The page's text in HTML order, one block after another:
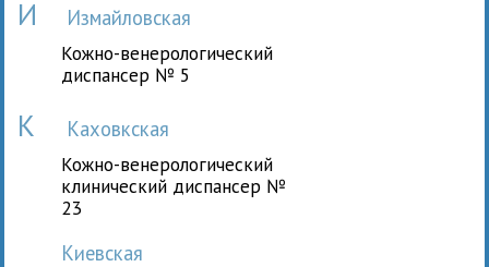
И Измайловская
Кожно-венерологический
диспансер № 5
К Каховкская
Кожно-венерологический
клинический диспансер №
23
Киевская